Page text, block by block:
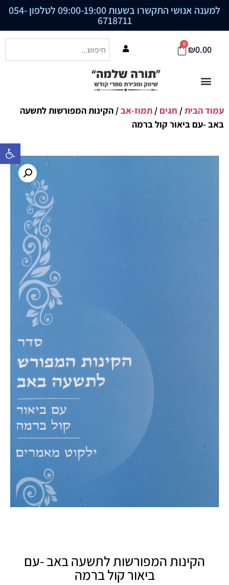
פתח סרגל
למענה אנושי התקשרו בשעות 09:00-19:00 לטלפון 054-
6718711
₪0.00
0
עמוד הבית/ חגים / תמוז-אב/ הקינות המפורשות לתשעה
באב -עם ביאור קול ברמה
הקינות המפורשות לתשעה באב -עם
ביאור קול ברמה